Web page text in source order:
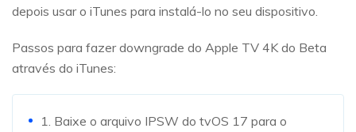
depois usar o iTunes para instalá-lo no seu dispositivo.
Passos para fazer downgrade do Apple TV 4K do Beta
através do iTunes:
1. Baixe o arquivo IPSW do tvOS 17 para o